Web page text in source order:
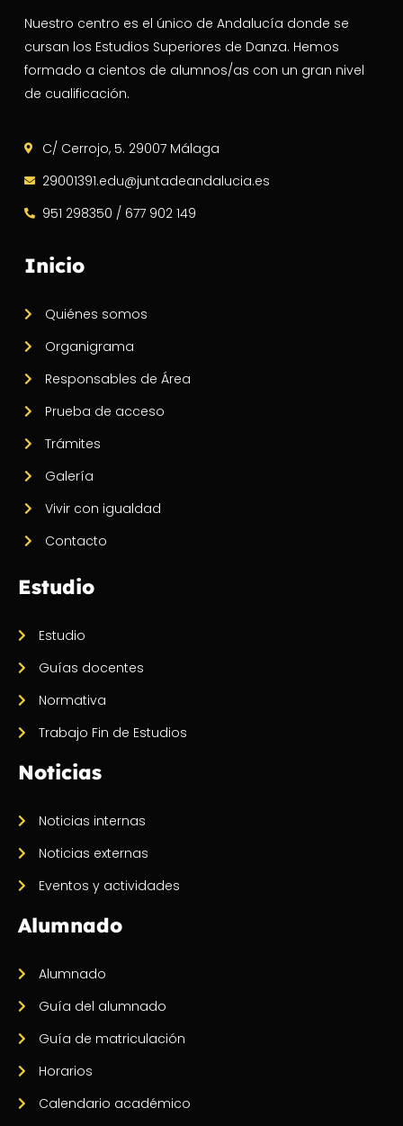
Nuestro centro es el único de Andalucía donde se
cursan los Estudios Superiores de Danza. Hemos
formado a cientos de alumnos/as con un gran nivel
de cualificación.
C/ Cerrojo, 5. 29007 Málaga
29001391.edu@juntadeandalucia.es
951 298350 / 677 902 149
Inicio
Quiénes somos
Organigrama
Responsables de Área
Prueba de acceso
Trámites
Galería
Vivir con igualdad
Contacto
Estudio
Estudio
Guías docentes
Normativa
Trabajo Fin de Estudios
Noticias
Noticias internas
Noticias externas
Eventos y actividades
Alumnado
Alumnado
Guía del alumnado
Guía de matriculación
Horarios
Calendario académico